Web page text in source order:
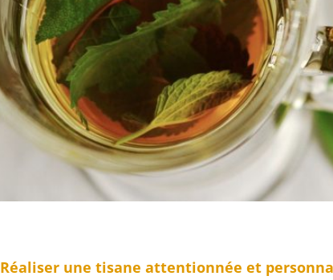
Réaliser une tisane attentionnée et